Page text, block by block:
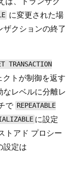
に変更された場
クションの終了
TRANSACTION
トが制御を返す
レベルに分離レ
で REPEATABLE
に設定
トアド プロシー
設定は